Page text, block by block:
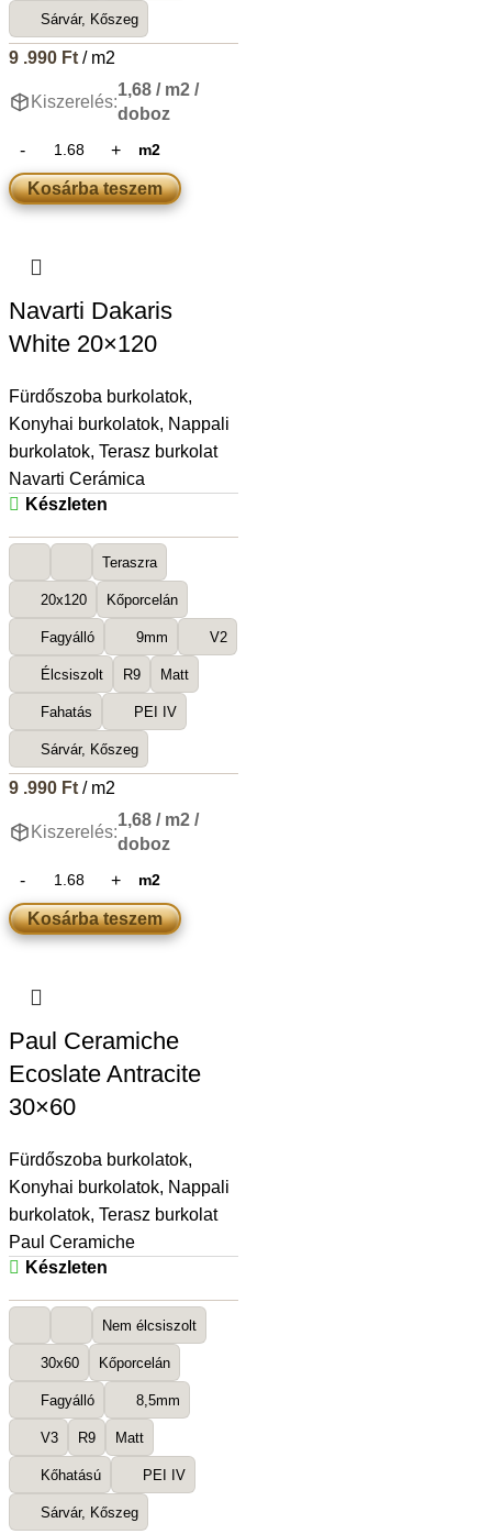
Sárvár, Kőszeg
9 .990 Ft/ m2
Kiszerelés:
1,68 / m2 /
doboz
m2
Kosárba teszem
Navarti Dakaris
White 20×120
Fürdőszoba burkolatok,
Konyhai burkolatok, Nappali
burkolatok, Terasz burkolat
Navarti Cerámica
Készleten
Teraszra
20x120 Kőporcelán
Fagyálló 9mm V2
Élcsiszolt R9 Matt
Fahatás PEI IV
Sárvár, Kőszeg
9 .990 Ft/ m2
Kiszerelés:
1,68 / m2 /
doboz
m2
Kosárba teszem
Paul Ceramiche
Ecoslate Antracite
30×60
Fürdőszoba burkolatok,
Konyhai burkolatok, Nappali
burkolatok, Terasz burkolat
Paul Ceramiche
Készleten
Nem élcsiszolt
30x60 Kőporcelán
Fagyálló 8,5mm
V3 R9 Matt
Kőhatású PEI IV
Sárvár, Kőszeg